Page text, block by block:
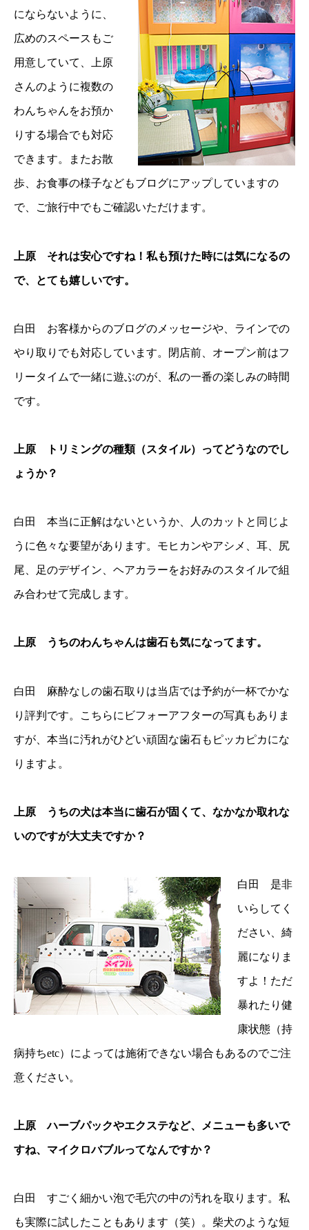
にならないように、
広めのスペースもご
用意していて、上原
さんのように複数の
わんちゃんをお預か
りする場合でも対応
できます。またお散
歩、お食事の様子などもブログにアップしていますの
で、ご旅行中でもご確認いただけます。
上原 それは安心ですね！私も預けた時には気になるの
で、とても嬉しいです。
白田 お客様からのブログのメッセージや、ラインでの
やり取りでも対応しています。閉店前、オープン前はフ
リータイムで一緒に遊ぶのが、私の一番の楽しみの時間
です。
上原 トリミングの種類（スタイル）ってどうなのでし
ょうか？
白田 本当に正解はないというか、人のカットと同じよ
うに色々な要望があります。モヒカンやアシメ、耳、尻
尾、足のデザイン、ヘアカラーをお好みのスタイルで組
み合わせて完成します。
上原 うちのわんちゃんは歯石も気になってます。
白田 麻酔なしの歯石取りは当店では予約が一杯でかな
り評判です。こちらにビフォーアフターの写真もありま
すが、本当に汚れがひどい頑固な歯石もピッカピカにな
りますよ。
上原 うちの犬は本当に歯石が固くて、なかなか取れな
いのですが大丈夫ですか？
白田 是非
いらしてく
ださい、綺
麗になりま
すよ！ただ
暴れたり健
康状態（持
病持ちetc）によっては施術できない場合もあるのでご注
意ください。
上原 ハーブパックやエクステなど、メニューも多いで
すね、マイクロバブルってなんですか？
白田 すごく細かい泡で毛穴の中の汚れを取ります。私
も実際に試したこともあります（笑）。柴犬のような短